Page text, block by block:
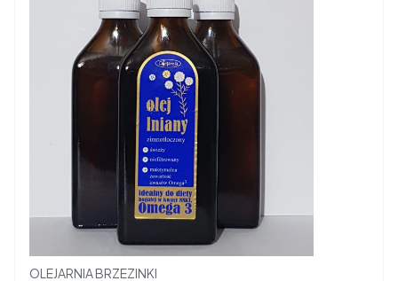
Producent
OLEJARNIA BRZEZINKI